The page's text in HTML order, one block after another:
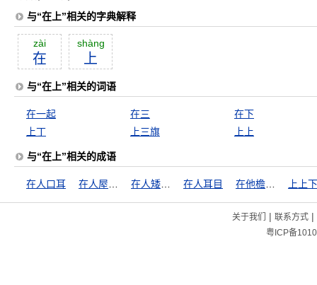
与“在上”相关的字典解释
zài
在
shàng
上
与“在上”相关的词语
在一起 在三
在下
上丁
上三旗 上上
与“在上”相关的成语
在人口耳 在人耳目 上上
关于我们 | 联系方式|
粤ICP备